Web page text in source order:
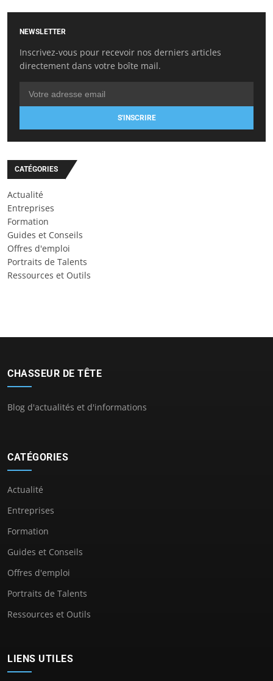
NEWSLETTER
Inscrivez-vous pour recevoir nos derniers articles
directement dans votre boîte mail.
S'INSCRIRE
CATÉGORIES
Actualité
Entreprises
Formation
Guides et Conseils
Offres d'emploi
Portraits de Talents
Ressources et Outils
CHASSEUR DE TÊTE
Blog d'actualités et d'informations
CATÉGORIES
Actualité
Entreprises
Formation
Guides et Conseils
Offres d'emploi
Portraits de Talents
Ressources et Outils
LIENS UTILES